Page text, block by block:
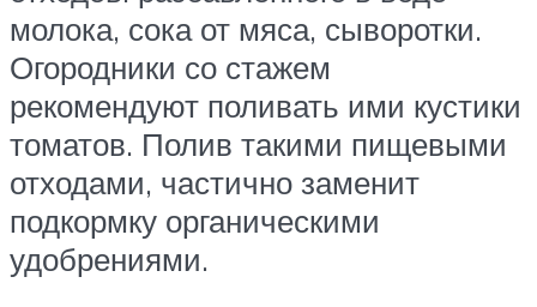
молока, сока от мяса, сыворотки.
Огородники со стажем
рекомендуют поливать ими кустики
томатов. Полив такими пищевыми
отходами, частично заменит
подкормку органическими
удобрениями.